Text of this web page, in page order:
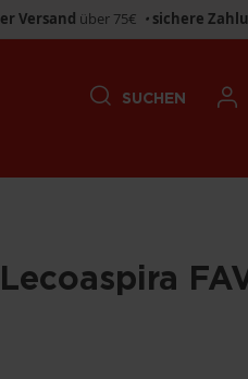
Versand über 75€ • sichere
SUCHEN